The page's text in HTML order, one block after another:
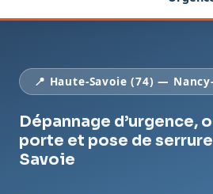
📍 Haute-Savoie (74) —
Dépannage d’urgence,
porte et pose de
Savoie